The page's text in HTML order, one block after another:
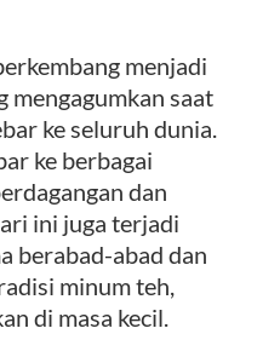
menjadi
mengagumkan saat
ke seluruh dunia.
ke berbagai
dan
ini juga terjadi
berabad-abad dan
minum teh,
di masa kecil.